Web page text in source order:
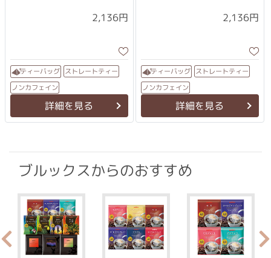
2,136円
ティーバッグ ストレートティー
ノンカフェイン
詳細を見る
2,136円
ティーバッグ ストレートティー
ノンカフェイン
詳細を見る
ブルックスからのおすすめ